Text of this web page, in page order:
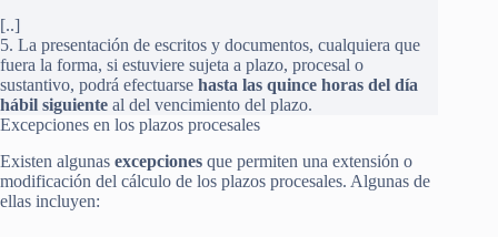
[..]
5. La presentación de escritos y documentos, cualquiera que
fuera la forma, si estuviere sujeta a plazo, procesal o
sustantivo, podrá efectuarse hasta las quince horas del día
hábil siguiente al del vencimiento del plazo.
Excepciones en los plazos procesales
Existen algunas excepciones que permiten una extensión o
modificación del cálculo de los plazos procesales. Algunas de
ellas incluyen: